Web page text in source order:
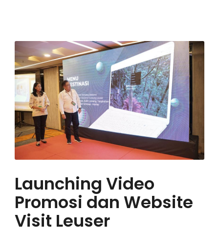
ABOUT US
WEBINAR
Launching Video
Promosi dan Website
Visit Leuser